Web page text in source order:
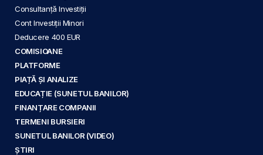
Consultanță Investiții
Cont Investiții Minori
Deducere 400 EUR
COMISIOANE
PLATFORME
PIAȚĂ ȘI ANALIZE
EDUCAȚIE (SUNETUL BANILOR)
FINANȚARE COMPANII
TERMENI BURSIERI
SUNETUL BANILOR (VIDEO)
ȘTIRI